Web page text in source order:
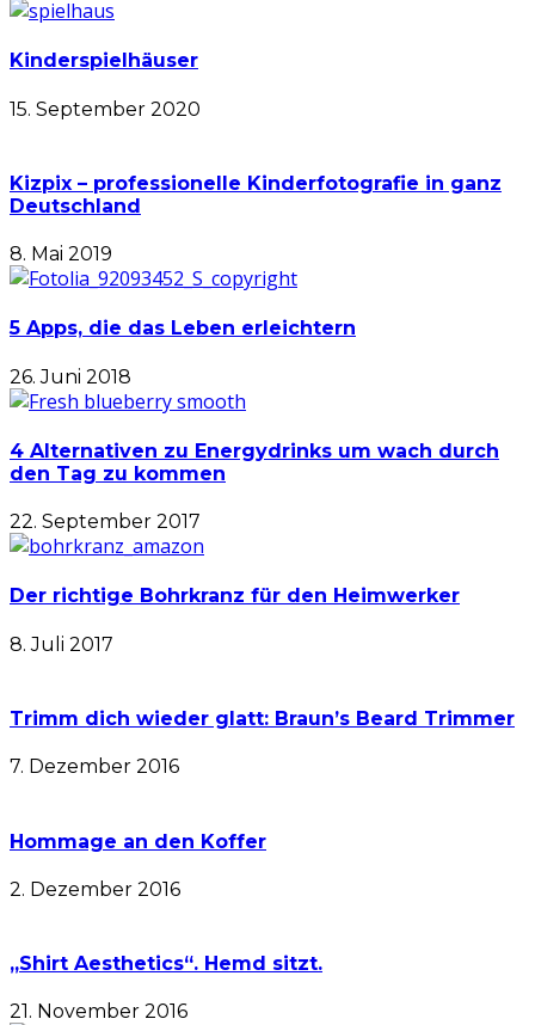
Kinderspielhäuser
15. September 2020
Kizpix – professionelle Kinderfotografie in ganz
Deutschland
8. Mai 2019
5 Apps, die das Leben erleichtern
26. Juni 2018
4 Alternativen zu Energydrinks um wach durch
den Tag zu kommen
22. September 2017
Der richtige Bohrkranz für den Heimwerker
8. Juli 2017
Trimm dich wieder glatt: Braun’s Beard Trimmer
7. Dezember 2016
Hommage an den Koffer
2. Dezember 2016
„Shirt Aesthetics“. Hemd sitzt.
21. November 2016